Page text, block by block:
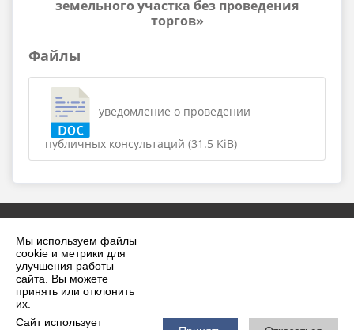
Мы используем файлы
cookie и метрики для
улучшения работы
сайта. Вы можете
принять или отклонить
их.
Сайт использует
земельного участка без проведения
торгов»
Файлы
уведомление о проведении
публичных консультаций (31.5 KiB)
2026 г. krilovskaya.ru
Вход
Карта сайта